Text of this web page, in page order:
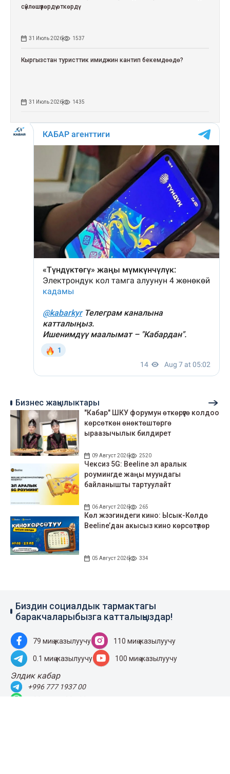
сүйлөшүүлөрдү өткөрдү
31 Июль 2026 1537
Кыргызстан туристтик имиджин кантип бекемдөөдө?
31 Июль 2026 1435
Бизнес жаңылыктары
"Кабар" ШКУ форумун өткөрүүгө колдоо
көрсөткөн өнөктөштөргө
ыраазычылык билдирет
09 Август 2026 2520
Чексиз 5G: Beeline эл аралык
роумингде жаңы муундагы
байланышты тартуулайт
06 Август 2026 265
Көл жээгиндеги кино: Ысык-Көлдө
Beeline’дан акысыз кино көрсөтүлөр
05 Август 2026 334
Биздин социалдык тармактагы
баракчаларыбызга катталыңыздар!
79 миң жазылуучу 110 миң жазылуучу
0.1 миң жазылуучу 100 миң жазылуучу
Элдик кабар
+996 777 1937 00